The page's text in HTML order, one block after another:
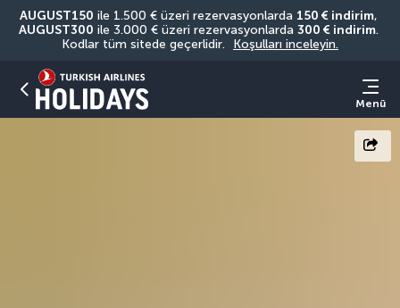
AUGUST150 ile 1.500 € üzeri rezervasyonlarda 150 € indirim
AUGUST300 ile 3.000 € üzeri rezervasyonlarda 300 € indirim.
Kodlar tüm sitede geçerlidir.
Koşulları inceleyin.
Menü